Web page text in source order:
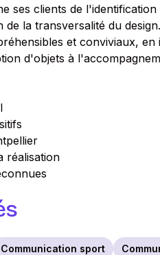
ses clients de
la transversalité du
et conviviaux,
d'objets à
réalisation
Communication sport